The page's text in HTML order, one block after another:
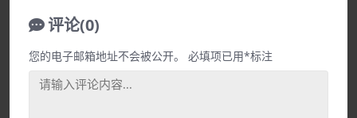
评论(0)
您的电子邮箱地址不会被公开。 必填项已用*标注